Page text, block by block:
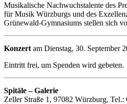
Musikalische Nachwuchstalente des
für Musik Würzburgs und des
Grünewald-Gymnasiums stellen sich
Konzert am Dienstag, 30. September
Eintritt frei, um Spenden wird gebeten.
Spitäle – Galerie
Zeller Straße 1, 97082 Würzburg, Tel.: